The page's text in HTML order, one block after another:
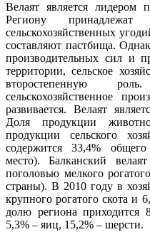
Велаят является
Региону
сельскохозяйственных
составляют пастбища.
производительных сил и
территории, сельское
второстепенную
сельскохозяйственное
развивается. Велаят
Доля продукции
продукции сельского
содержится 33,4%
место). Балканский
поголовью мелкого
страны). В 2010 году в
крупного рогатого скота и
долю региона приходится
5,3% – яиц, 15,2% – шерсти.